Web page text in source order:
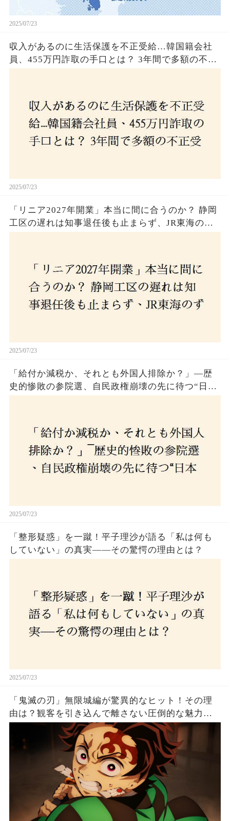
2025/07/23
収入があるのに生活保護を不正受給…韓国籍会社
員、455万円詐取の手口とは？ 3年間で多額の不正
2025/07/23
「リニア2027年開業」本当に間に合うのか？ 静岡
工区の遅れは知事退任後も止まらず、JR東海のず
2025/07/23
「給付か減税か、それとも外国人排除か？」―歴
史的惨敗の参院選、自民政権崩壊の先に待つ“日本
2025/07/23
「整形疑惑」を一蹴！平子理沙が語る「私は何も
していない」の真実——その驚愕の理由とは？
2025/07/23
「鬼滅の刃」無限城編が驚異的なヒット！その理
由は？観客を引き込んで離さない圧倒的な魅力と